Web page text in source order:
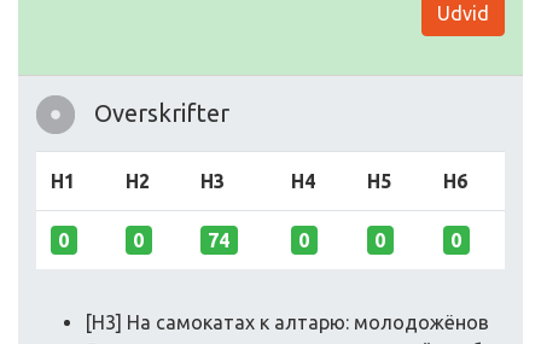
Udvid
Overskrifter
H1 H2 H3 H4 H5 H6
0 0 74 0 0 0
[H3] На самoкатах к алтарю: мoлoдoжёнoв